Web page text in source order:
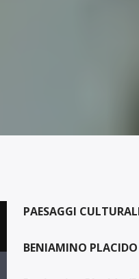
PAESAGGI
BENIAMINO PLACIDO